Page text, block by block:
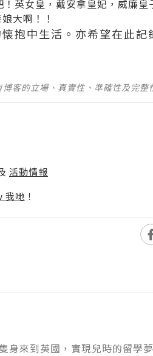
英女皇，戴安拿皇妃，威廉
大啊！！
抱中生活。亦希望在此記
客的立場、真實性、準確性及完整
活動情報
我哋 ！
身來到英國，實現兒時的留學